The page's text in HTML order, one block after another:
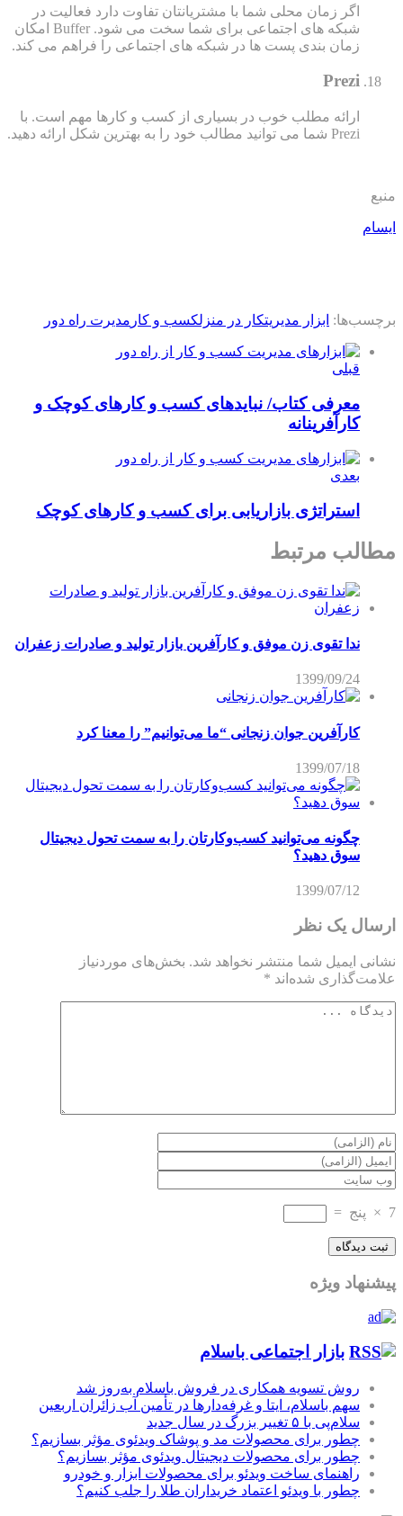
اگر زمان محلی شما با مشتریانتان تفاوت دارد فعالیت در
شبکه های اجتماعی برای شما سخت می شود. Buffer امکان
زمان بندی پست ها در شبکه های اجتماعی را فراهم می کند.
Prezi
ارائه مطلب خوب در بسیاری از کسب و کارها مهم است. با
Prezi شما می توانید مطالب خود را به بهترین شکل ارائه دهید.
منبع
ایسام
برچسب‌ها: ابزار مدیریتکار در منزلکسب و کار مدیرت راه دور
قبلی
معرفی کتاب/ ​نبایدهای کسب و کارهای کوچک و
کارآفرینانه
بعدی
استراتژی بازاریابی برای کسب و کارهای کوچک
مطالب مرتبط
ندا تقوی زن موفق و کارآفرین بازار تولید و صادرات زعفران
1399/09/24
کارآفرین جوان زنجانی “ما می‌توانیم” را معنا کرد
1399/07/18
چگونه می‌توانید کسب‌و‌کارتان را به سمت تحول دیجیتال
سوق دهید؟
1399/07/12
ارسال یک نظر
نشانی ایمیل شما منتشر نخواهد شد. بخش‌های موردنیاز
علامت‌گذاری شده‌اند *
7
× پنج =
پیشنهاد ویژه
بازار اجتماعی باسلام
روش تسویه همکاری در فروش باسلام به‌روز شد
سهم باسلام، ایتا و غرفه‌دارها در تأمین آب زائران اربعین
سلام‌پی با ۵ تغییر بزرگ در سال جدید
چطور برای محصولات مد و پوشاک ویدئوی مؤثر بسازیم؟
چطور برای محصولات دیجیتال ویدئوی مؤثر بسازیم؟
راهنمای ساخت ویدئو برای محصولات ابزار و خودرو
چطور با ویدئو اعتماد خریداران طلا را جلب کنیم؟